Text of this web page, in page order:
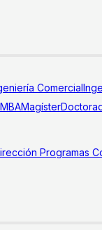
Comercial
MBAMagíster
Programas